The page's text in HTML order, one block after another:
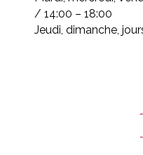
/ 14:00 – 18:00
Jeudi, dimanche,